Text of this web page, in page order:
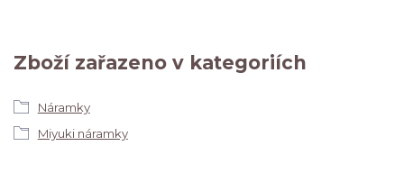
Zboží zařazeno v kategoriích
Náramky
Miyuki náramky